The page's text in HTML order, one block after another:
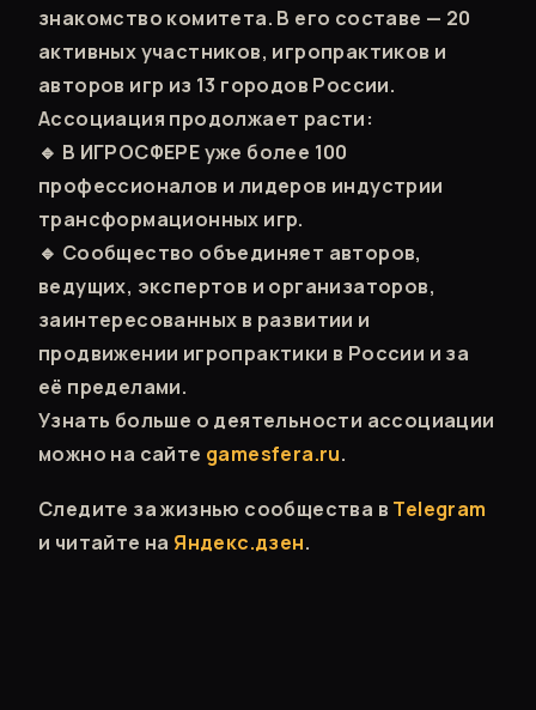
знакомство комитета. В его составе — 20
активных участников, игропрактиков и
авторов игр из 13 городов России.
Ассоциация продолжает расти:
🔹 В ИГРОСФЕРЕ уже более 100
профессионалов и лидеров индустрии
трансформационных игр.
🔹 Сообщество объединяет авторов,
ведущих, экспертов и организаторов,
заинтересованных в развитии и
продвижении игропрактики в России и за
её пределами.
Узнать больше о деятельности ассоциации
можно на сайте gamesfera.ru.
Следите за жизнью сообщества в Telegram
и читайте на Яндекс.дзен.